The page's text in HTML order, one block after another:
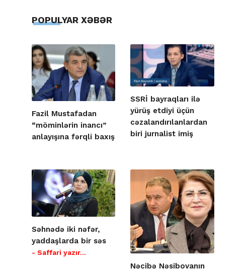
POPULYAR XƏBƏR
Fazil Mustafadan
“möminlərin inancı”
anlayışına fərqli baxış
SSRİ bayraqları ilə
yürüş etdiyi üçün
cəzalandırılanlardan
biri jurnalist imiş
Səhnədə iki nəfər,
yaddaşlarda bir səs
- Saffari yazır…
Nəcibə Nəsibovanın